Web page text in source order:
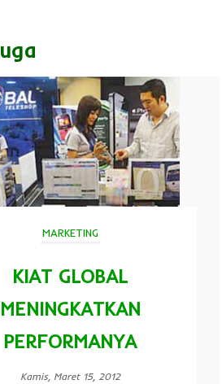
MARKETING
KIAT GLOBAL
MENINGKATKAN
PERFORMANYA
Kamis, Maret 15, 2012